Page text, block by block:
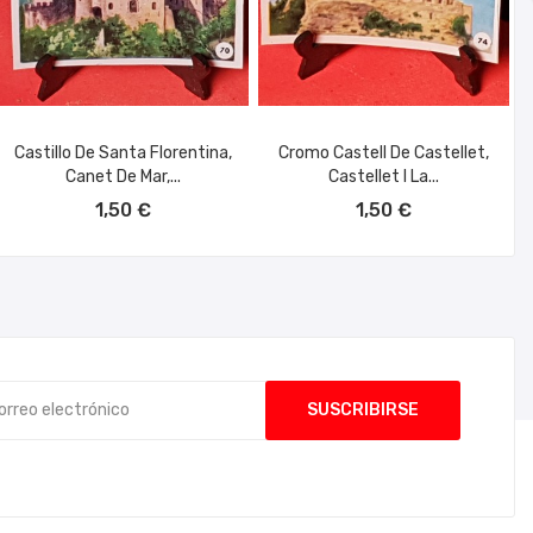
Castillo De Santa Florentina,
Canet De Mar,...
1,50 €
Cromo Castell De Castellet,
Castellet I La...
1,50 €